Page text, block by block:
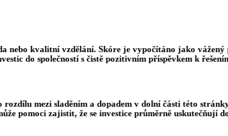
nebo kvalitní vzdělání. Skóre je vypočítáno jako vážený
do společností s čistě pozitivním příspěvkem k
mezi sladěním a dopadem v dolní části této
pomoci zajistit, že se investice průměrně uskutečňují